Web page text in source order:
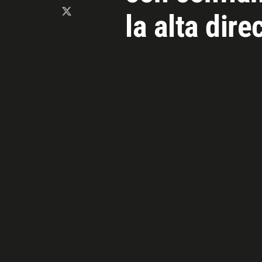
la alta